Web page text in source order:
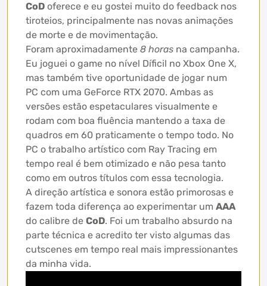
CoD oferece e eu gostei muito do feedback nos
tiroteios, principalmente nas novas animações
de morte e de movimentação.
Foram aproximadamente 8 horas na campanha.
Eu joguei o game no nível Díficil no Xbox One X,
mas também tive oportunidade de jogar num
PC com uma GeForce RTX 2070. Ambas as
versões estão espetaculares visualmente e
rodam com boa fluência mantendo a taxa de
quadros em 60 praticamente o tempo todo. No
PC o trabalho artístico com Ray Tracing em
tempo real é bem otimizado e não pesa tanto
como em outros títulos com essa tecnologia.
A direção artística e sonora estão primorosas e
fazem toda diferença ao experimentar um AAA
do calibre de CoD. Foi um trabalho absurdo na
parte técnica e acredito ter visto algumas das
cutscenes em tempo real mais impressionantes
da minha vida.